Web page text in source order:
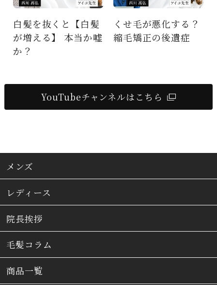
くせ毛が悪化する？
縮毛矯正の後遺症
くせ毛はなぜ起きる
のか？くせ毛の仕組
YouTubeチャンネルはこちら
メンズ
レディース
院長挨拶
毛髪コラム
商品一覧